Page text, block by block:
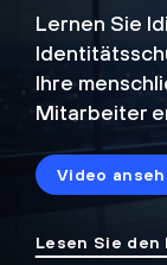
Lernen Sie
Ihre
Mitarbeiter
Video
Lesen Sie